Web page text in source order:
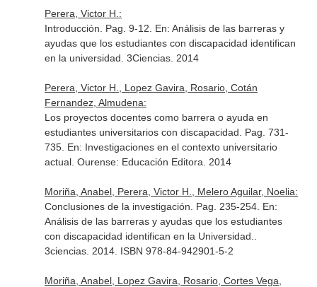
Perera, Victor H.:
Introducción. Pag. 9-12. En: Análisis de las barreras y
ayudas que los estudiantes con discapacidad identifican
en la universidad . 3Ciencias. 2014
Perera, Victor H., Lopez Gavira, Rosario, Cotán
Fernandez, Almudena:
Los proyectos docentes como barrera o ayuda en
estudiantes universitarios con discapacidad. Pag. 731-
735. En: Investigaciones en el contexto universitario
actual. Ourense: Educación Editora. 2014
Moriña, Anabel, Perera, Victor H., Melero Aguilar, Noelia:
Conclusiones de la investigación. Pag. 235-254. En:
Análisis de las barreras y ayudas que los estudiantes
con discapacidad identifican en la Universidad.
3ciencias. 2014. ISBN 978-84-942901-5-2
Moriña, Anabel, Lopez Gavira, Rosario, Cortes Vega,